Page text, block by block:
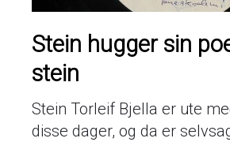
Stein hugger sin
stein
Stein Torleif Bjella er ute
disse dager, og da er